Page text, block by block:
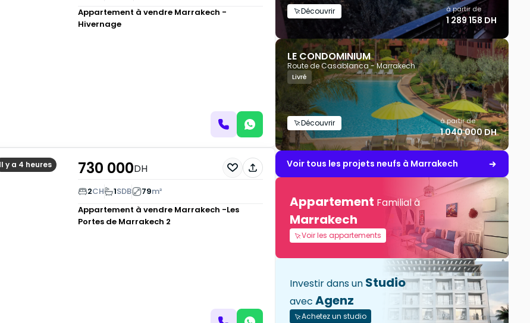
Appartement à vendre Marrakech -
Hivernage
Il y a 4 heures 730 000DH
2CH 1SDB 79m²
Appartement à vendre Marrakech -Les
Portes de Marrakech 2
Découvrir à partir de
1 289 158 DH
LE CONDOMINIUM
Route de Casablanca - Marrakech
Livré
Découvrir à partir de
1 040 000 DH
Voir tous les projets neufs à Marrakech
Appartement Familial à
Marrakech
Voir les appartements
Investir dans un Studio
avec Agenz
Achetez un studio